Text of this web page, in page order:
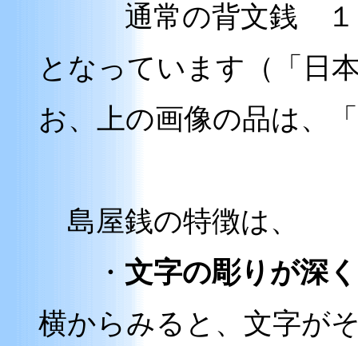
通常の背文銭 １
となっています（「日
お、上の画像の品は、
島屋銭の特徴は、
・ 文字の彫りが深く
横からみると、文字が